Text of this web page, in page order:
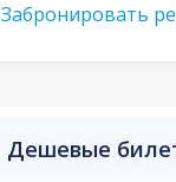
Забронировать
Дешевые